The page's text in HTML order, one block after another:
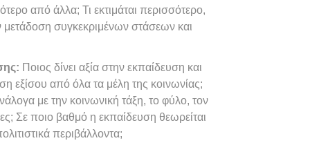
από άλλα; Τι εκτιμάται περισσότερο,
μετάδοση συγκεκριμένων στάσεων και
Ποιος δίνει αξία στην εκπαίδευση και
εξίσου από όλα τα μέλη της κοινωνίας;
με την κοινωνική τάξη, το φύλο, τον
Σε ποιο βαθμό η εκπαίδευση θεωρείται
περιβάλλοντα;